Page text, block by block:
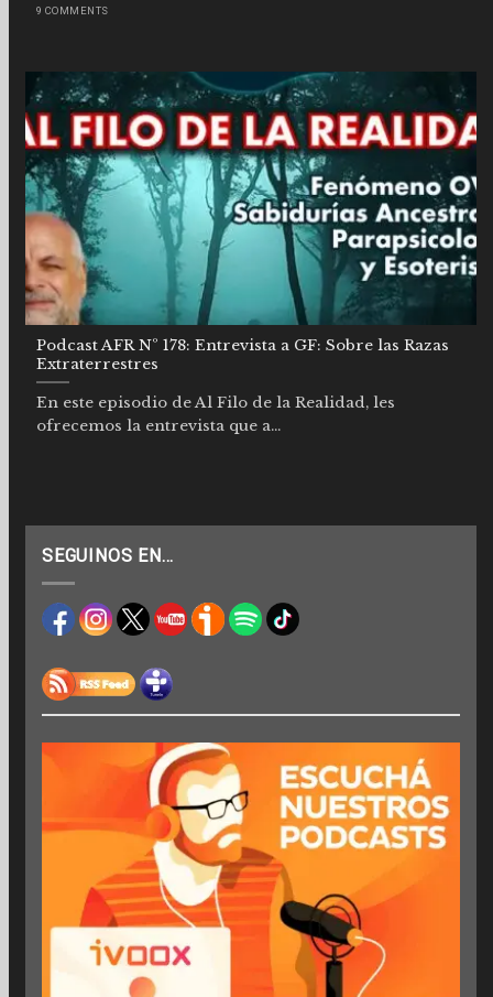
9 COMMENTS
Podcast AFR Nº 178: Entrevista a GF: Sobre las Razas
Extraterrestres
En este episodio de Al Filo de la Realidad, les
ofrecemos la entrevista que a...
SEGUINOS EN…